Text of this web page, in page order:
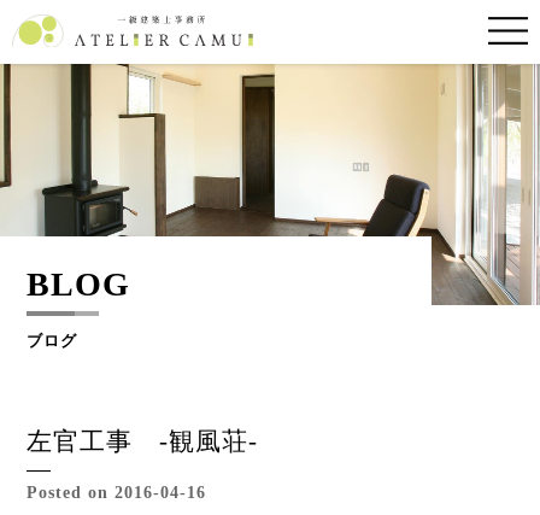
BLOG
ブログ
左官工事 -観風荘-
Posted on 2016-04-16